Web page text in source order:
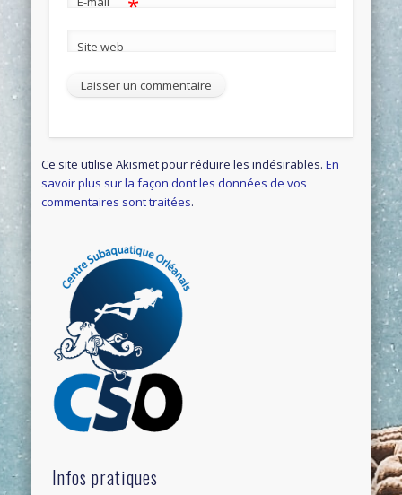
Site web
Ce site utilise Akismet pour réduire les indésirables.En
savoir plus sur la façon dont les données de vos
commentaires sont traitées.
Infos pratiques